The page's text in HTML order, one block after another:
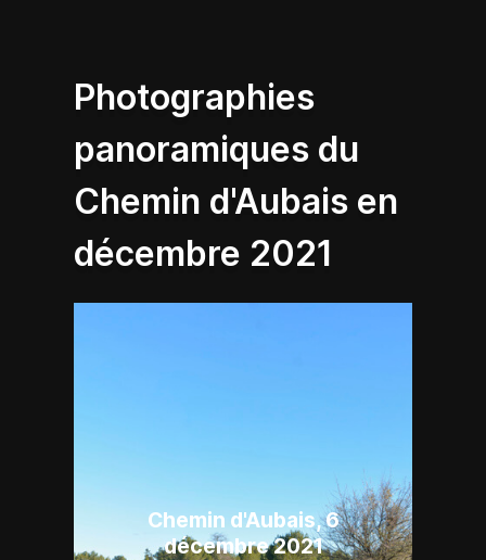
Photographies
panoramiques du
Chemin d'Aubais en
décembre 2021
Chemin d'Aubais, 6
décembre 2021